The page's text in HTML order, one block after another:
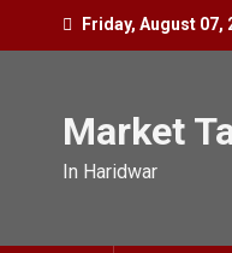
Friday, August 07,
Market
In Haridwar